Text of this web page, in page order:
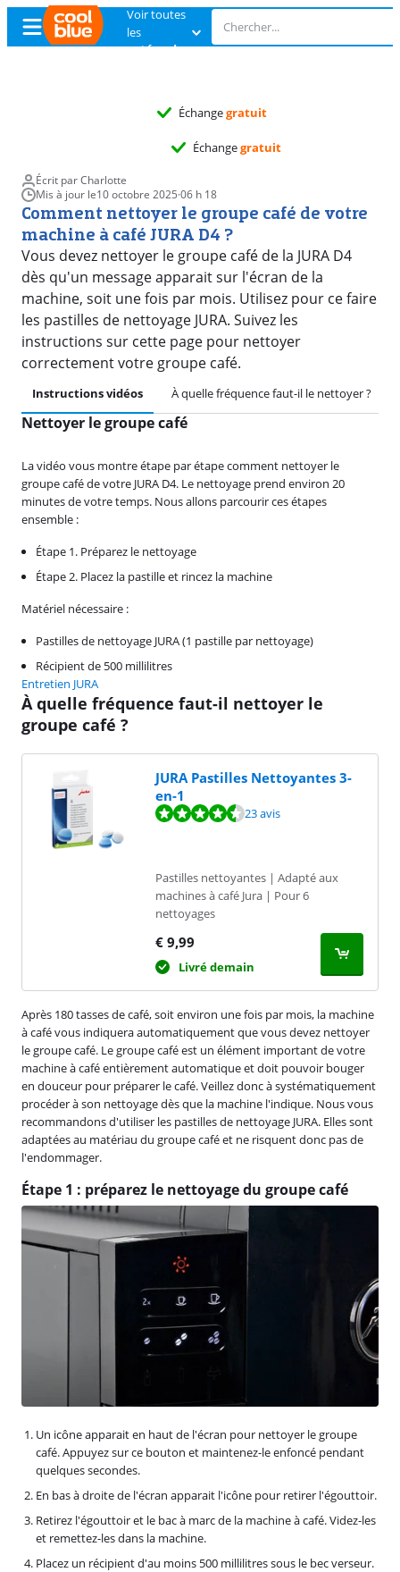
Voir toutes
les
catégories
Échangegratuit
Échangegratuit
Écrit par Charlotte
Mis à jour le10 octobre 2025·06 h 18
Comment nettoyer le groupe café de votre
machine à café JURA D4 ?
Vous devez nettoyer le groupe café de la JURA D4
dès qu'un message apparait sur l'écran de la
machine, soit une fois par mois. Utilisez pour ce faire
les pastilles de nettoyage JURA. Suivez les
instructions sur cette page pour nettoyer
correctement votre groupe café.
Instructions vidéos À quelle fréquence faut-il le nettoyer ?
Nettoyer le groupe café
La vidéo vous montre étape par étape comment nettoyer le
groupe café de votre JURA D4. Le nettoyage prend environ 20
minutes de votre temps. Nous allons parcourir ces étapes
ensemble :
Étape 1. Préparez le nettoyage
Étape 2. Placez la pastille et rincez la machine
Matériel nécessaire :
Pastilles de nettoyage JURA (1 pastille par nettoyage)
Récipient de 500 millilitres
Entretien JURA
À quelle fréquence faut-il nettoyer le
groupe café ?
Après 180 tasses de café, soit environ une fois par mois, la machine
à café vous indiquera automatiquement que vous devez nettoyer
le groupe café. Le groupe café est un élément important de votre
machine à café entièrement automatique et doit pouvoir bouger
en douceur pour préparer le café. Veillez donc à systématiquement
procéder à son nettoyage dès que la machine l'indique. Nous vous
recommandons d'utiliser les pastilles de nettoyage JURA. Elles sont
adaptées au matériau du groupe café et ne risquent donc pas de
l'endommager.
JURA Pastilles Nettoyantes 3-
en-1
La note est de 8,8 sur 10, basée sur 23 avis. 23 avis
Pastilles nettoyantes | Adapté aux
machines à café Jura | Pour 6
nettoyages
€ 9,99
Livré demain
Étape 1 : préparez le nettoyage du groupe café
Un icône apparait en haut de l'écran pour nettoyer le groupe
café. Appuyez sur ce bouton et maintenez-le enfoncé pendant
quelques secondes.
En bas à droite de l'écran apparait l'icône pour retirer l'égouttoir.
Retirez l'égouttoir et le bac à marc de la machine à café. Videz-les
et remettez-les dans la machine.
Placez un récipient d'au moins 500 millilitres sous le bec verseur.